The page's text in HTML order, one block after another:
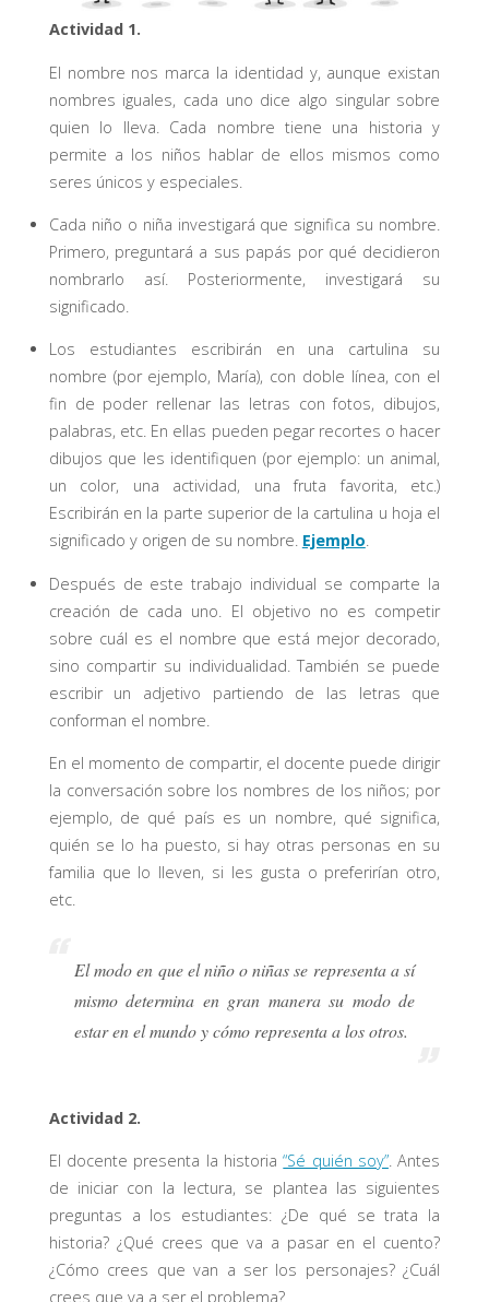
Actividad 1.
El nombre nos marca la identidad y, aunque existan
nombres iguales, cada uno dice algo singular sobre
quien lo lleva. Cada nombre tiene una historia y
permite a los niños hablar de ellos mismos como
seres únicos y especiales.
Cada niño o niña investigará que significa su nombre.
Primero, preguntará a sus papás por qué decidieron
nombrarlo así. Posteriormente, investigará su
significado.
Los estudiantes escribirán en una cartulina su
nombre (por ejemplo, María), con doble línea, con el
fin de poder rellenar las letras con fotos, dibujos,
palabras, etc. En ellas pueden pegar recortes o hacer
dibujos que les identifiquen (por ejemplo: un animal,
un color, una actividad, una fruta favorita, etc.)
Escribirán en la parte superior de la cartulina u hoja el
significado y origen de su nombre. Ejemplo.
Después de este trabajo individual se comparte la
creación de cada uno. El objetivo no es competir
sobre cuál es el nombre que está mejor decorado,
sino compartir su individualidad. También se puede
escribir un adjetivo partiendo de las letras que
conforman el nombre.
En el momento de compartir, el docente puede dirigir
la conversación sobre los nombres de los niños; por
ejemplo, de qué país es un nombre, qué significa,
quién se lo ha puesto, si hay otras personas en su
familia que lo lleven, si les gusta o preferirían otro,
etc.
El modo en que el niño o niñas se representa a sí
mismo determina en gran manera su modo de
estar en el mundo y cómo representa a los otros.
Actividad 2.
El docente presenta la historia“Sé quién soy”. Antes
de iniciar con la lectura, se plantea las siguientes
preguntas a los estudiantes: ¿De qué se trata la
historia? ¿Qué crees que va a pasar en el cuento?
¿Cómo crees que van a ser los personajes? ¿Cuál
crees que va a ser el problema?